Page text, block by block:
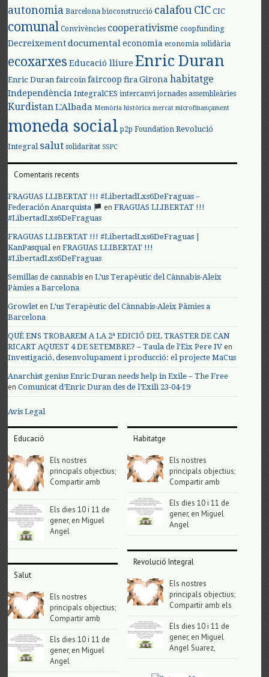
autonomia Barcelona bioconstrucció calafouCIC CIC
comunal Convivències cooperativisme coopfunding
Decreixement documental economia economia solidària
ecoxarxes Educació lliure Enric Duran
Enric Duran faircoin faircoop fira Girona habitatge
Independència IntegralCES intercanvi jornades assembleàries
KurdistanL'Albada Memòria històrica mercat microfinançament
moneda social p2p Foundation Revolució
Integral salut solidaritat SSPC
Comentaris recents
FRAGUAS LLIBERTAT !!! #LibertadLxs6DeFraguas –
Federación Anarquista
enFRAGUAS LLIBERTAT !!!
#LibertadLxs6DeFraguas
FRAGUAS LLIBERTAT !!! #LibertadLxs6DeFraguas |
KanPasqualenFRAGUAS LLIBERTAT !!!
#LibertadLxs6DeFraguas
Semillas de cannabis enL’us Terapèutic del Cànnabis-Aleix
Pàmies a Barcelona
Growlet enL’us Terapèutic del Cànnabis-Aleix Pàmies a
Barcelona
QUÈ ENS TROBAREM A LA 2ª EDICIÓ DEL TRASTER DE CAN
RICART AQUEST 4 DE SETEMBRE? – Taula de l'Eix Pere IV en
Investigació, desenvolupament i producció: el projecte MaCus
Anarchist genius Enric Duran needs help in Exile – The Free
enComunicat d’Enric Duran des de l’Exili 23-04-19
Avis Legal
Educació
Els nostres
principals objectius;
Compartir amb
Els dies 10 i 11 de
gener, en Miguel
Angel
Salut
Els nostres
principals objectius;
Compartir amb
Els dies 10 i 11 de
gener, en Miguel
Angel
Habitatge
Els nostres
principals objectius;
Compartir amb
Els dies 10 i 11 de
gener, en Miguel
Angel
Revolució Integral
Els nostres
principals objectius;
Compartir amb els
Els dies 10 i 11 de
gener, en Miguel
Angel Suarez,